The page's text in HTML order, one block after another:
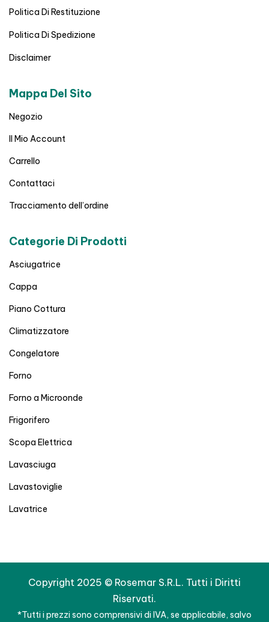
Politica Di Restituzione
Politica Di Spedizione
Disclaimer
Mappa Del Sito
Negozio
Il Mio Account
Carrello
Contattaci
Tracciamento dell’ordine
Categorie Di Prodotti
Asciugatrice
Cappa
Piano Cottura
Climatizzatore
Congelatore
Forno
Forno a Microonde
Frigorifero
Scopa Elettrica
Lavasciuga
Lavastoviglie
Lavatrice
Copyright 2025 © Rosemar S.R.L. Tutti i Diritti
Riservati.
*Tutti i prezzi sono comprensivi di IVA, se applicabile, salvo